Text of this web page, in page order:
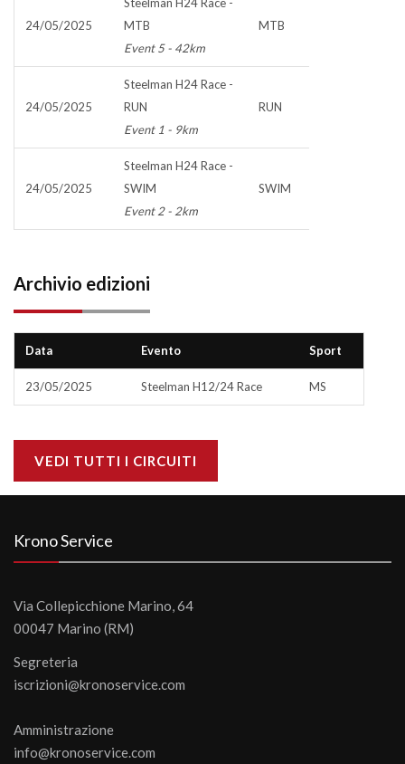
24/05/2025
MTB
Event 5 - 42km
MTB
24/05/2025
Steelman H24 Race -
RUN
Event 1 - 9km
RUN
24/05/2025
Steelman H24 Race -
SWIM
Event 2 - 2km
SWIM
Archivio edizioni
Data Evento Sport
23/05/2025 Steelman H12/24 Race MS
VEDI TUTTI I CIRCUITI
Krono Service
Via Collepicchione Marino, 64
00047 Marino (RM)
Segreteria
iscrizioni@kronoservice.com
Amministrazione
info@kronoservice.com